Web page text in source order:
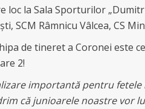
loc la Sala Sporturilor
SCM Râmnicu Vâlcea, CS
de tineret a Coronei este
2!
importantă pentru
că junioarele noastre vor